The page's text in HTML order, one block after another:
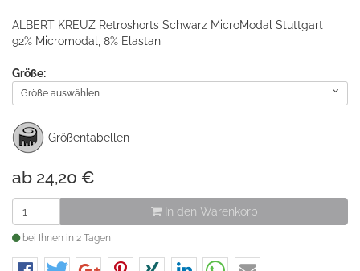
ALBERT KREUZ Retroshorts Schwarz MicroModal Stuttgart
92% Micromodal, 8% Elastan
Größe:
Größe auswählen
Größentabellen
ab 24,20 €
In den Warenkorb
bei Ihnen in 2 Tagen